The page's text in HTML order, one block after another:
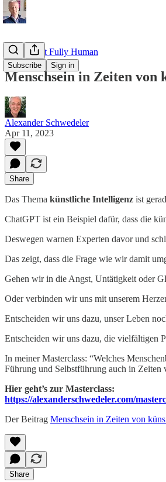
Subscribe Sign in
Read about Fully Human
Menschsein in Zeiten
Alexander Schwedeler
Apr 11, 2023
Share
Das Thema künstliche Intelligenz ist
ChatGPT ist ein Beispiel dafür, dass die
Deswegen warnen Experten davor und
Das zeigt, dass die Frage wie wir damit
Gehen wir in die Angst, Untätigkeit oder
Oder verbinden wir uns mit unserem
Entscheiden wir uns dazu, unser Leben
Entscheiden wir uns dazu, die vielfältigen
In meiner Masterclass: “Welches
Führung und Selbstführung auch in Zeiten
Hier geht’s zur Masterclass:
https://alexanderschwedeler.com/
Der Beitrag Menschsein in Zeiten von
Share